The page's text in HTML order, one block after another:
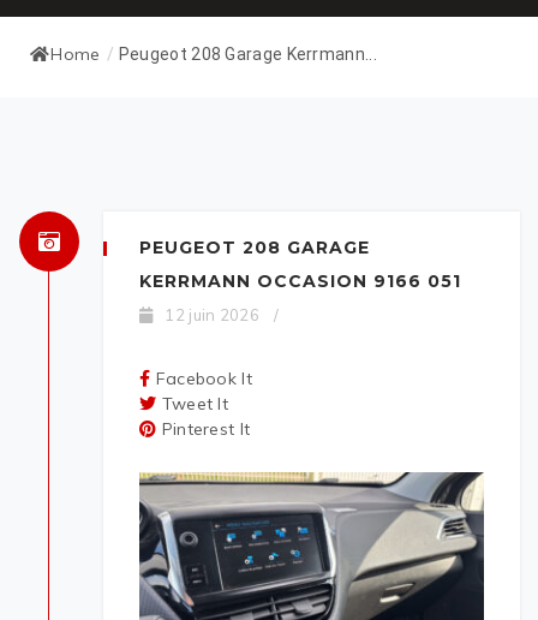
Home / Peugeot 208 Garage Kerrmann...
PEUGEOT 208 GARAGE
KERRMANN OCCASION 9166 051
12 juin 2026 /
Facebook It
Tweet It
Pinterest It